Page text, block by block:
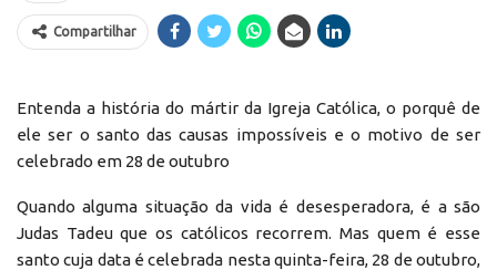
Compartilhar
Entenda a história do mártir da Igreja Católica, o porquê de
ele ser o santo das causas impossíveis e o motivo de ser
celebrado em 28 de outubro
Quando alguma situação da vida é desesperadora, é a são
Judas Tadeu que os católicos recorrem. Mas quem é esse
santo cuja data é celebrada nesta quinta-feira, 28 de outubro,